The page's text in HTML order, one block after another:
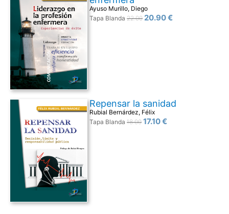
Ayuso Murillo, Diego
Tapa Blanda 22.00 20.90 €
Repensar la sanidad
Rubial Bernárdez, Félix
Tapa Blanda 18.00 17.10 €